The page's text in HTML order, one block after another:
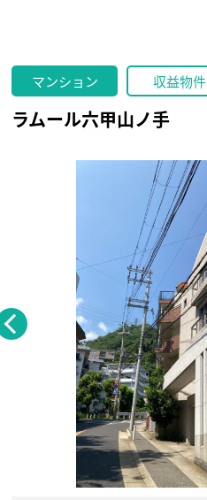
マンション 収益物件
ラムール六甲山ノ手